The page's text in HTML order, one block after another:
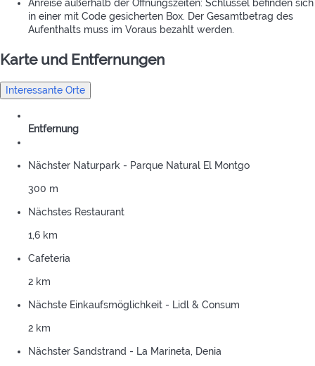
Anreise außerhalb der Öffnungszeiten: Schlüssel befinden sich
in einer mit Code gesicherten Box. Der Gesamtbetrag des
Aufenthalts muss im Voraus bezahlt werden.
Karte und Entfernungen
Interessante Orte
Entfernung
Nächster Naturpark - Parque Natural El Montgo
300 m
Nächstes Restaurant
1,6 km
Cafeteria
2 km
Nächste Einkaufsmöglichkeit - Lidl & Consum
2 km
Nächster Sandstrand - La Marineta, Denia